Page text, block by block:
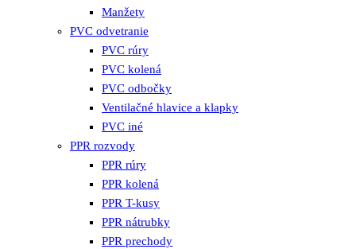
Manžety
PVC odvetranie
PVC rúry
PVC kolená
PVC odbočky
Ventilačné hlavice a klapky
PVC iné
PPR rozvody
PPR rúry
PPR kolená
PPR T-kusy
PPR nátrubky
PPR prechody